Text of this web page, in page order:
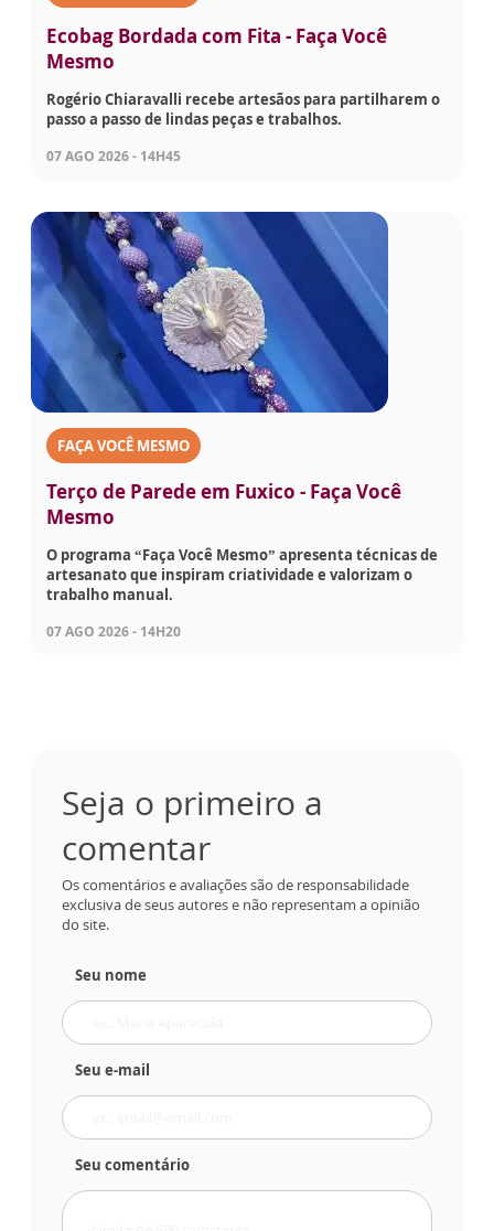
Ecobag Bordada com Fita - Faça Você
Mesmo
Rogério Chiaravalli recebe artesãos para partilharem o
passo a passo de lindas peças e trabalhos.
07 AGO 2026 - 14H45
FAÇA VOCÊ MESMO
Terço de Parede em Fuxico - Faça Você
Mesmo
O programa “Faça Você Mesmo” apresenta técnicas de
artesanato que inspiram criatividade e valorizam o
trabalho manual.
07 AGO 2026 - 14H20
Seja o primeiro a
comentar
Os comentários e avaliações são de responsabilidade
exclusiva de seus autores e não representam a opinião
do site.
Seu nome
Seu e-mail
Seu comentário